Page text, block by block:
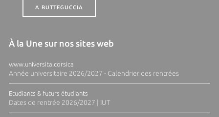
A BUTTEGUCCIA
À la Une sur nos sites web
www.universita.corsica
Année universitaire 2026/2027 - Calendrier des rentrées
Etudiants & futurs étudiants
Dates de rentrée 2026/2027 | IUT